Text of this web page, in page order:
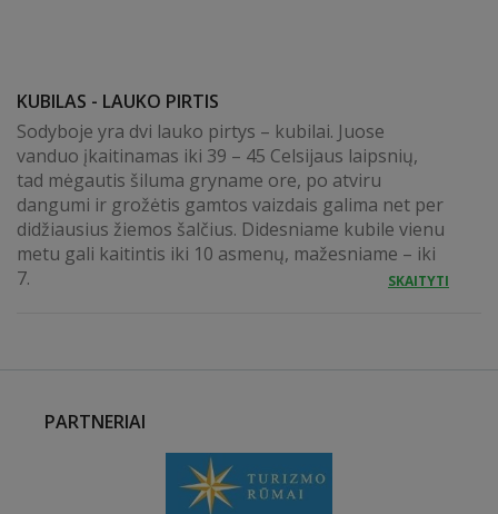
KUBILAS - LAUKO PIRTIS
Sodyboje yra dvi lauko pirtys – kubilai. Juose
vanduo įkaitinamas iki 39 – 45 Celsijaus laipsnių,
tad mėgautis šiluma gryname ore, po atviru
dangumi ir grožėtis gamtos vaizdais galima net per
didžiausius žiemos šalčius. Didesniame kubile vienu
metu gali kaitintis iki 10 asmenų, mažesniame – iki
7.
SKAITYTI
PARTNERIAI